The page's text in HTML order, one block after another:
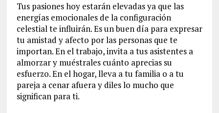
Tus pasiones hoy estarán elevadas ya que las
energías emocionales de la configuración
celestial te influirán. Es un buen día para expresar
tu amistad y afecto por las personas que te
importan. En el trabajo, invita a tus asistentes a
almorzar y muéstrales cuánto aprecias su
esfuerzo. En el hogar, lleva a tu familia o a tu
pareja a cenar afuera y diles lo mucho que
significan para ti.